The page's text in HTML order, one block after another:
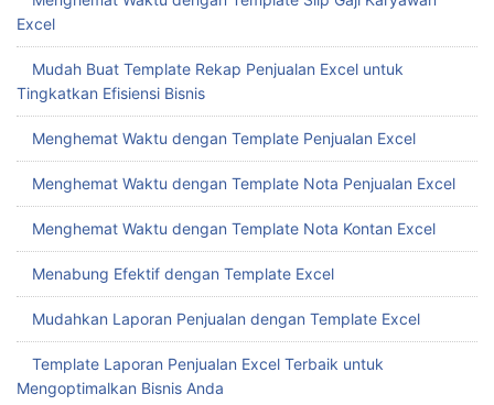
Excel
Mudah Buat Template Rekap Penjualan Excel untuk
Tingkatkan Efisiensi Bisnis
Menghemat Waktu dengan Template Penjualan Excel
Menghemat Waktu dengan Template Nota Penjualan Excel
Menghemat Waktu dengan Template Nota Kontan Excel
Menabung Efektif dengan Template Excel
Mudahkan Laporan Penjualan dengan Template Excel
Template Laporan Penjualan Excel Terbaik untuk
Mengoptimalkan Bisnis Anda